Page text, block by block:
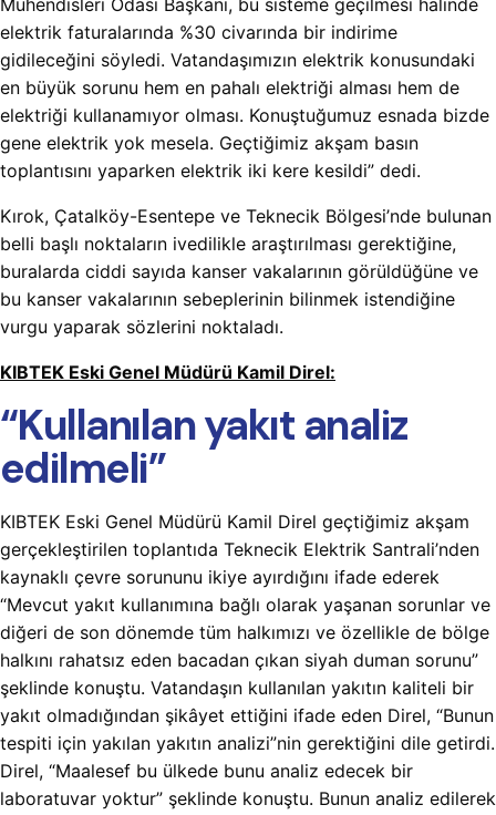
Mühendisleri Odası Başkanı, bu sisteme geçilmesi halinde
elektrik faturalarında %30 civarında bir indirime
gidileceğini söyledi. Vatandaşımızın elektrik konusundaki
en büyük sorunu hem en pahalı elektriği alması hem de
elektriği kullanamıyor olması. Konuştuğumuz esnada bizde
gene elektrik yok mesela. Geçtiğimiz akşam basın
toplantısını yaparken elektrik iki kere kesildi” dedi.
Kırok, Çatalköy-Esentepe ve Teknecik Bölgesi’nde bulunan
belli başlı noktaların ivedilikle araştırılması gerektiğine,
buralarda ciddi sayıda kanser vakalarının görüldüğüne ve
bu kanser vakalarının sebeplerinin bilinmek istendiğine
vurgu yaparak sözlerini noktaladı.
KIBTEK Eski Genel Müdürü Kamil Direl:
“Kullanılan yakıt analiz
edilmeli”
KIBTEK Eski Genel Müdürü Kamil Direl geçtiğimiz akşam
gerçekleştirilen toplantıda Teknecik Elektrik Santrali’nden
kaynaklı çevre sorununu ikiye ayırdığını ifade ederek
“Mevcut yakıt kullanımına bağlı olarak yaşanan sorunlar ve
diğeri de son dönemde tüm halkımızı ve özellikle de bölge
halkını rahatsız eden bacadan çıkan siyah duman sorunu”
şeklinde konuştu. Vatandaşın kullanılan yakıtın kaliteli bir
yakıt olmadığından şikâyet ettiğini ifade eden Direl, “Bunun
tespiti için yakılan yakıtın analizi”nin gerektiğini dile getirdi.
Direl, “Maalesef bu ülkede bunu analiz edecek bir
laboratuvar yoktur” şeklinde konuştu. Bunun analiz edilerek